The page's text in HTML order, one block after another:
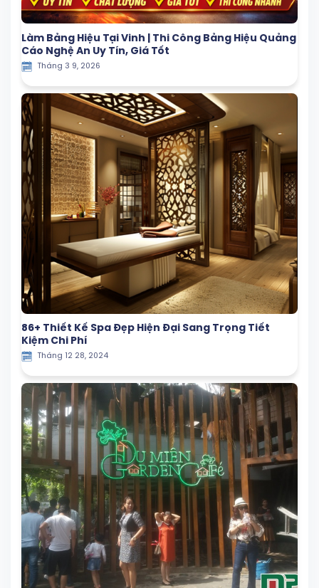
Làm Bảng Hiệu Tại Vinh | Thi Công Bảng Hiệu Quảng
Cáo Nghệ An Uy Tín, Giá Tốt
Tháng 3 9, 2026
86+ Thiết Kế Spa Đẹp Hiện Đại Sang Trọng Tiết
Kiệm Chi Phí
Tháng 12 28, 2024